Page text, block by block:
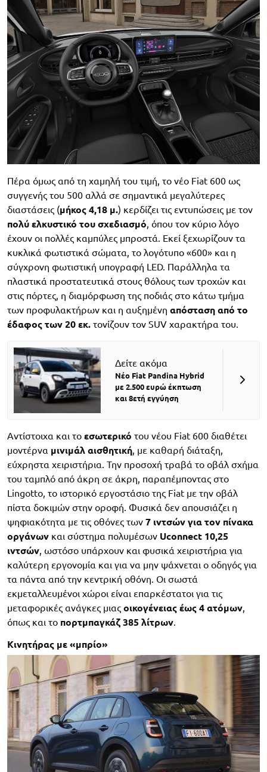
Πέρα όμως από τη χαμηλή του τιμή, το νέο Fiat 600 ως
συγγενής του 500 αλλά σε σημαντικά μεγαλύτερες
διαστάσεις (μήκος 4,18 μ.) κερδίζει τις εντυπώσεις με τον
πολύ ελκυστικό του σχεδιασμό, όπου τον κύριο λόγο
έχουν οι πολλές καμπύλες μπροστά. Εκεί ξεχωρίζουν τα
κυκλικά φωτιστικά σώματα, το λογότυπο «600» και η
σύγχρονη φωτιστική υπογραφή LED. Παράλληλα τα
πλαστικά προστατευτικά στους θόλους των τροχών και
στις πόρτες, η διαμόρφωση της ποδιάς στο κάτω τμήμα
των προφυλακτήρων και η αυξημένη απόσταση από το
έδαφος των 20 εκ. τονίζουν τον SUV χαρακτήρα του.
Δείτε ακόμα
Νέο Fiat Pandina Hybrid
με 2.500 ευρώ έκπτωση
και 8ετή εγγύηση
Αντίστοιχα και το εσωτερικό του νέου Fiat 600 διαθέτει
μοντέρνα μινιμάλ αισθητική, με καθαρή διάταξη,
εύχρηστα χειριστήρια. Την προσοχή τραβά το οβάλ σχήμα
του ταμπλό από άκρη σε άκρη, παραπέμποντας στο
Lingotto, το ιστορικό εργοστάσιο της Fiat με την οβάλ
πίστα δοκιμών στην οροφή. Φυσικά δεν απουσιάζει η
ψηφιακότητα με τις οθόνες των 7 ιντσών για τον πίνακα
οργάνων και σύστημα πολυμέσων Uconnect 10,25
ιντσών, ωστόσο υπάρχουν και φυσικά χειριστήρια για
καλύτερη εργονομία και για να μην ψάχνεται ο οδηγός για
τα πάντα από την κεντρική οθόνη. Οι σωστά
εκμεταλλευμένοι χώροι είναι επαρκέστατοι για τις
μεταφορικές ανάγκες μιας οικογένειας έως 4 ατόμων,
όπως και το πορτμπαγκάζ 385 λίτρων.
Κινητήρας με «μπρίο»